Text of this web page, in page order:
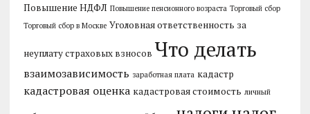
Повышение НДФЛ Повышение пенсионного возраста Торговый сбор
Торговый сбор в Москве Уголовная ответственность за
неуплату страховых взносов Что делать
взаимозависимость заработная плата кадастр
кадастровая оценка кадастровая стоимость личный